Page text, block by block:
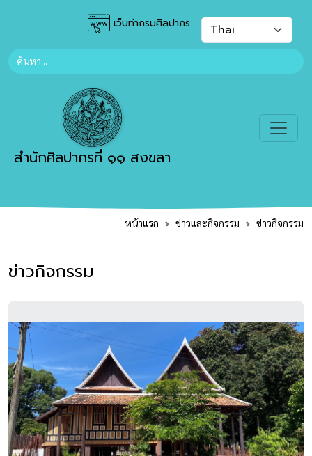
เว็บท่ากรมศิลปากร
สำนักศิลปากรที่ ๑๑ สงขลา
หน้าแรก ข่าวและกิจกรรม ข่าวกิจกรรม
ข่าวกิจกรรม